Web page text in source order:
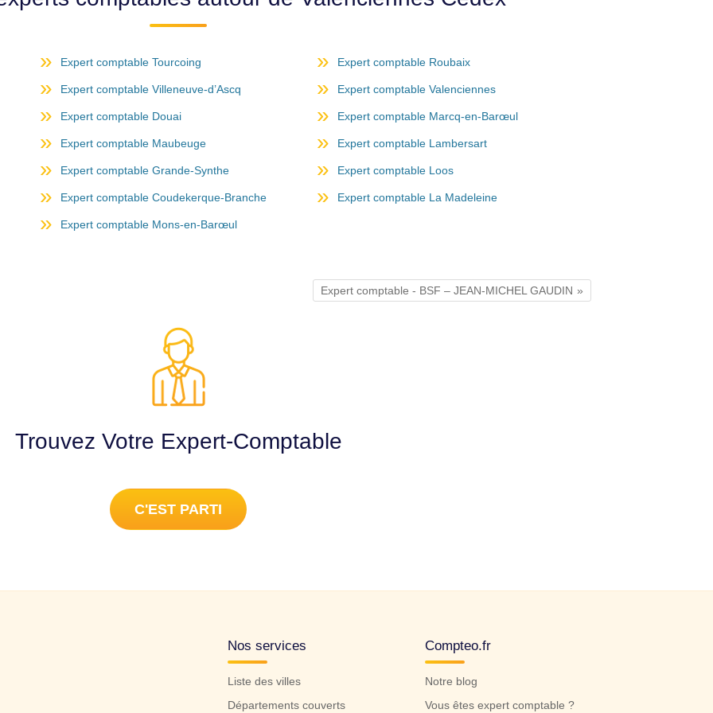
Expert comptable Tourcoing Expert comptable Roubaix
Expert comptable Villeneuve-d’Ascq Expert comptable Valenciennes
Expert comptable Douai Expert comptable Marcq-en-Barœul
Expert comptable Maubeuge Expert comptable Lambersart
Expert comptable Grande-Synthe Expert comptable Loos
Expert comptable Coudekerque-Branche Expert comptable La Madeleine
Expert comptable Mons-en-Barœul
Expert comptable - BSF – JEAN-MICHEL GAUDIN
Trouvez Votre Expert-Comptable
C'EST PARTI
Nos services
Liste des villes
Départements couverts
Compteo.fr
Notre blog
Vous êtes expert comptable ?